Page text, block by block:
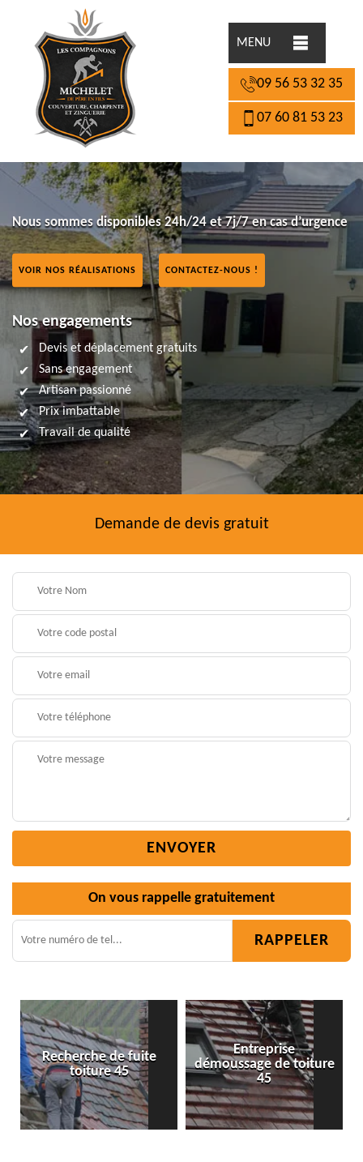
MENU
09 56 53 32 35
07 60 81 53 23
Nous sommes disponibles 24h/24 et 7j/7 en cas d’urgence
VOIR NOS RÉALISATIONS CONTACTEZ-NOUS !
Nos engagements
Devis et déplacement gratuits
Sans engagement
Artisan passionné
Prix imbattable
Travail de qualité
Demande de devis gratuit
On vous rappelle gratuitement
Entreprise
démoussage de toiture
45
Isolation toiture 45